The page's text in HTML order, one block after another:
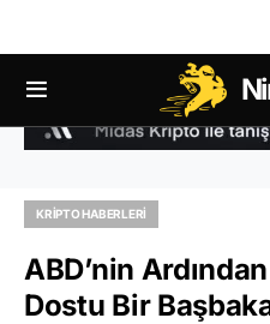
KRIPTO HABERLERI
ABD’nin
Dostu Bir